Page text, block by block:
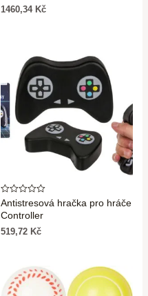
1460,34 Kč
Hodnocení
0
z
Antistresová hračka pro hráče
Controller
519,72 Kč